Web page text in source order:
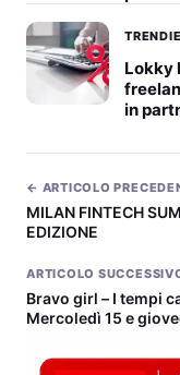
Lokky
in
← ARTICOLO
MILAN FINTECH
EDIZIONE
ARTICOLO
Bravo girl – I tempi
Mercoledì 15 e